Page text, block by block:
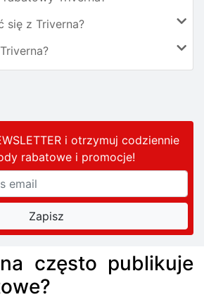
się z Triverna?
i otrzymuj codziennie
rabatowei promocje!
często publikuje